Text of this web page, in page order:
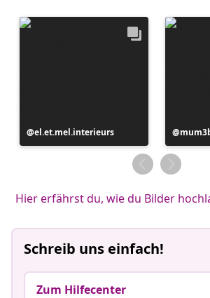
Beitrag
veröffentlicht
el.et.mel.interieurs
Beitrag
von
Hier erfährst du, wie du Bilder
Schreib uns einfach!
Zum Hilfecenter